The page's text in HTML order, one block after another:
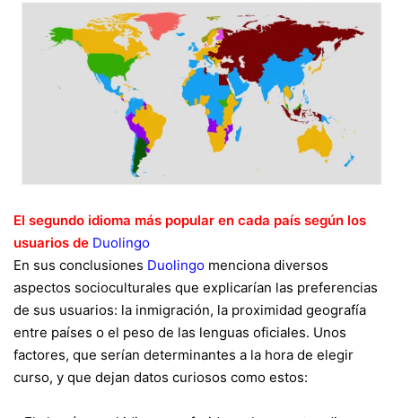
El segundo idioma más popular en cada país según los
usuarios de Duolingo
En sus conclusiones Duolingo menciona diversos
aspectos socioculturales que explicarían las preferencias
de sus usuarios: la inmigración, la proximidad geografía
entre países o el peso de las lenguas oficiales. Unos
factores, que serían determinantes a la hora de elegir
curso, y que dejan datos curiosos como estos: